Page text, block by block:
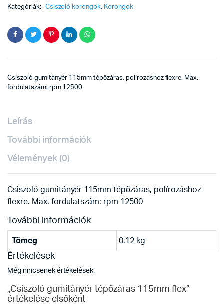
Kategóriák: Csiszoló korongok, Korongok
Csiszoló gumitányér 115mm tépőzáras, polírozáshoz flexre. Max.
fordulatszám: rpm 12500
Leírás
További információk
Vélemények (0)
Csiszoló gumitányér 115mm tépőzáras, polírozáshoz
flexre. Max. fordulatszám: rpm 12500
További információk
Tömeg 0.12 kg
Értékelések
Még nincsenek értékelések.
„Csiszoló gumitányér tépőzáras 115mm flex”
értékelése elsőként